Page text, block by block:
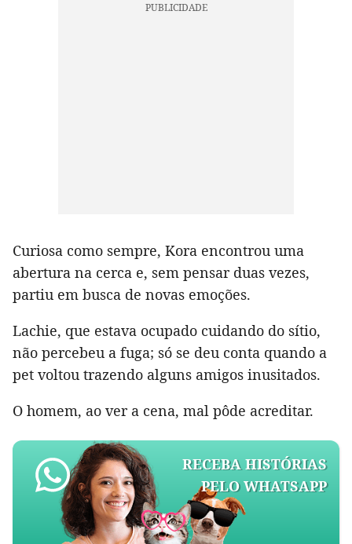
Curiosa como sempre, Kora encontrou uma
abertura na cerca e, sem pensar duas vezes,
partiu em busca de novas emoções.
Lachie, que estava ocupado cuidando do sítio,
não percebeu a fuga; só se deu conta quando a
pet voltou trazendo alguns amigos inusitados.
O homem, ao ver a cena, mal pôde acreditar.
RECEBA HISTÓRIAS
PELO WHATSAPP